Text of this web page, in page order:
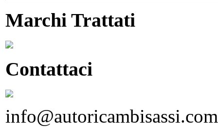
Marchi Trattati
Contattaci
info@autoricambisassi.com